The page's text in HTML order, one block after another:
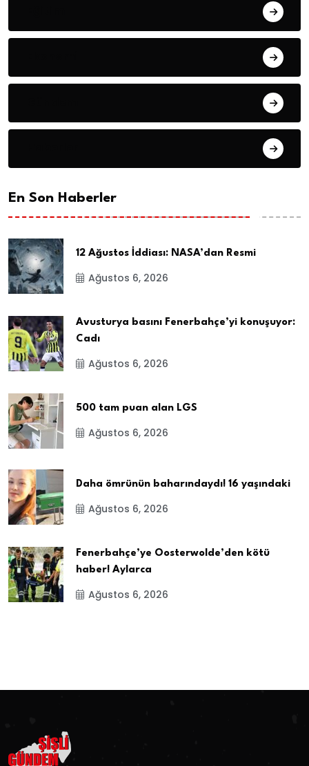
En Son Haberler
12 Ağustos İddiası: NASA’dan Resmi
Ağustos 6, 2026
Avusturya basını Fenerbahçe’yi konuşuyor:
Cadı
Ağustos 6, 2026
500 tam puan alan LGS
Ağustos 6, 2026
Daha ömrünün baharındaydı! 16 yaşındaki
Ağustos 6, 2026
Fenerbahçe’ye Oosterwolde’den kötü
haber! Aylarca
Ağustos 6, 2026